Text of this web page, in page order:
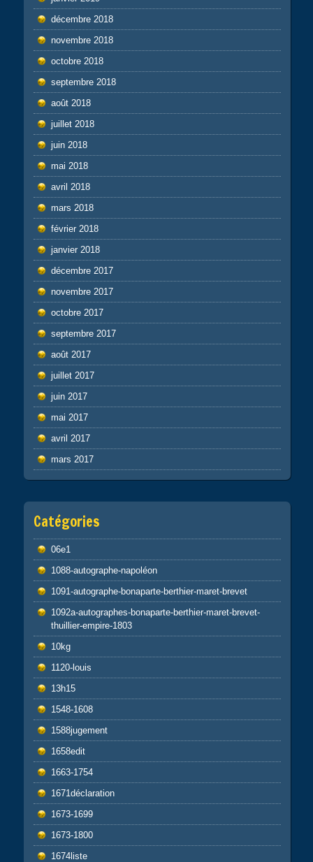
décembre 2018
novembre 2018
octobre 2018
septembre 2018
août 2018
juillet 2018
juin 2018
mai 2018
avril 2018
mars 2018
février 2018
janvier 2018
décembre 2017
novembre 2017
octobre 2017
septembre 2017
août 2017
juillet 2017
juin 2017
mai 2017
avril 2017
mars 2017
Catégories
06e1
1088-autographe-napoléon
1091-autographe-bonaparte-berthier-maret-brevet
1092a-autographes-bonaparte-berthier-maret-brevet-
thuillier-empire-1803
10kg
1120-louis
13h15
1548-1608
1588jugement
1658edit
1663-1754
1671déclaration
1673-1699
1673-1800
1674liste